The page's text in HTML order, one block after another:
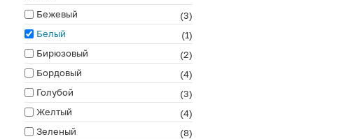
Бежевый
(3)
Белый
(1)
Бирюзовый
(2)
Бордовый
(4)
Голубой
(3)
Желтый
(4)
Зеленый
(8)